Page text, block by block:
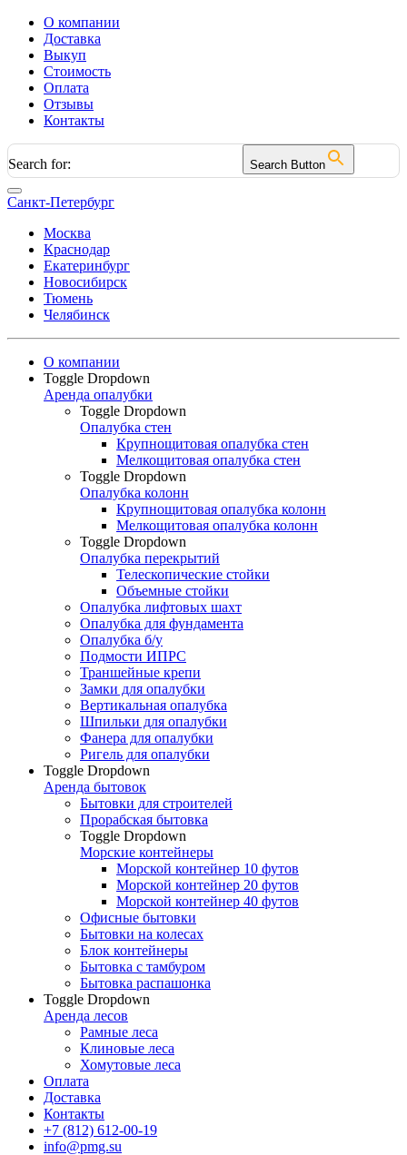
О компании
Доставка
Выкуп
Стоимость
Оплата
Отзывы
Контакты
Search for: Search Button
Санкт-Петербург
Москва
Краснодар
Екатеринбург
Новосибирск
Тюмень
Челябинск
О компании
Toggle Dropdown
Аренда опалубки
Toggle Dropdown
Опалубка стен
Крупнощитовая опалубка стен
Мелкощитовая опалубка стен
Toggle Dropdown
Опалубка колонн
Крупнощитовая опалубка колонн
Мелкощитовая опалубка колонн
Toggle Dropdown
Опалубка перекрытий
Телескопические стойки
Объемные стойки
Опалубка лифтовых шахт
Опалубка для фундамента
Опалубка б/у
Подмости ИПРС
Траншейные крепи
Замки для опалубки
Вертикальная опалубка
Шпильки для опалубки
Фанера для опалубки
Ригель для опалубки
Toggle Dropdown
Аренда бытовок
Бытовки для строителей
Прорабская бытовка
Toggle Dropdown
Морские контейнеры
Морской контейнер 10 футов
Морской контейнер 20 футов
Морской контейнер 40 футов
Офисные бытовки
Бытовки на колесах
Блок контейнеры
Бытовка с тамбуром
Бытовка распашонка
Toggle Dropdown
Аренда лесов
Рамные леса
Клиновые леса
Хомутовые леса
Оплата
Доставка
Контакты
+7 (812) 612-00-19
info@pmg.su